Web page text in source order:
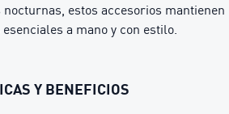
estos accesorios mantienen
a mano y con estilo.
Y BENEFICIOS